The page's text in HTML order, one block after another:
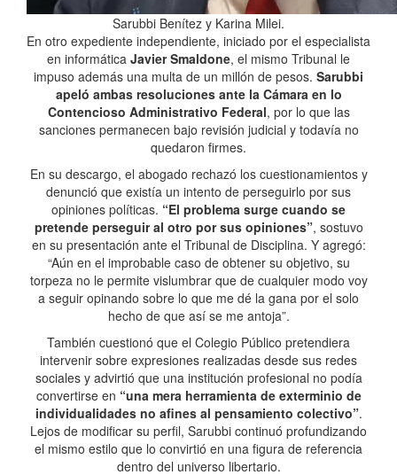
Sarubbi Benítez y Karina Milei.
En otro expediente independiente, iniciado por el especialista
en informática Javier Smaldone, el mismo Tribunal le
impuso además una multa de un millón de pesos. Sarubbi
apeló ambas resoluciones ante la Cámara en lo
Contencioso Administrativo Federal, por lo que las
sanciones permanecen bajo revisión judicial y todavía no
quedaron firmes.
En su descargo, el abogado rechazó los cuestionamientos y
denunció que existía un intento de perseguirlo por sus
opiniones políticas. “El problema surge cuando se
pretende perseguir al otro por sus opiniones”, sostuvo
en su presentación ante el Tribunal de Disciplina. Y agregó:
“Aún en el improbable caso de obtener su objetivo, su
torpeza no le permite vislumbrar que de cualquier modo voy
a seguir opinando sobre lo que me dé la gana por el solo
hecho de que así se me antoja”.
También cuestionó que el Colegio Público pretendiera
intervenir sobre expresiones realizadas desde sus redes
sociales y advirtió que una institución profesional no podía
convertirse en “una mera herramienta de exterminio de
individualidades no afines al pensamiento colectivo”.
Lejos de modificar su perfil, Sarubbi continuó profundizando
el mismo estilo que lo convirtió en una figura de referencia
dentro del universo libertario.